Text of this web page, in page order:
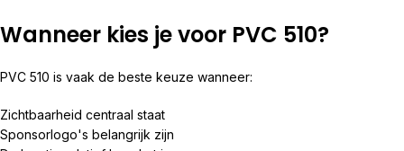
Wanneer kies je voor PVC 510?
PVC 510 is vaak de beste keuze wanneer:
Zichtbaarheid centraal staat
Sponsorlogo's belangrijk zijn